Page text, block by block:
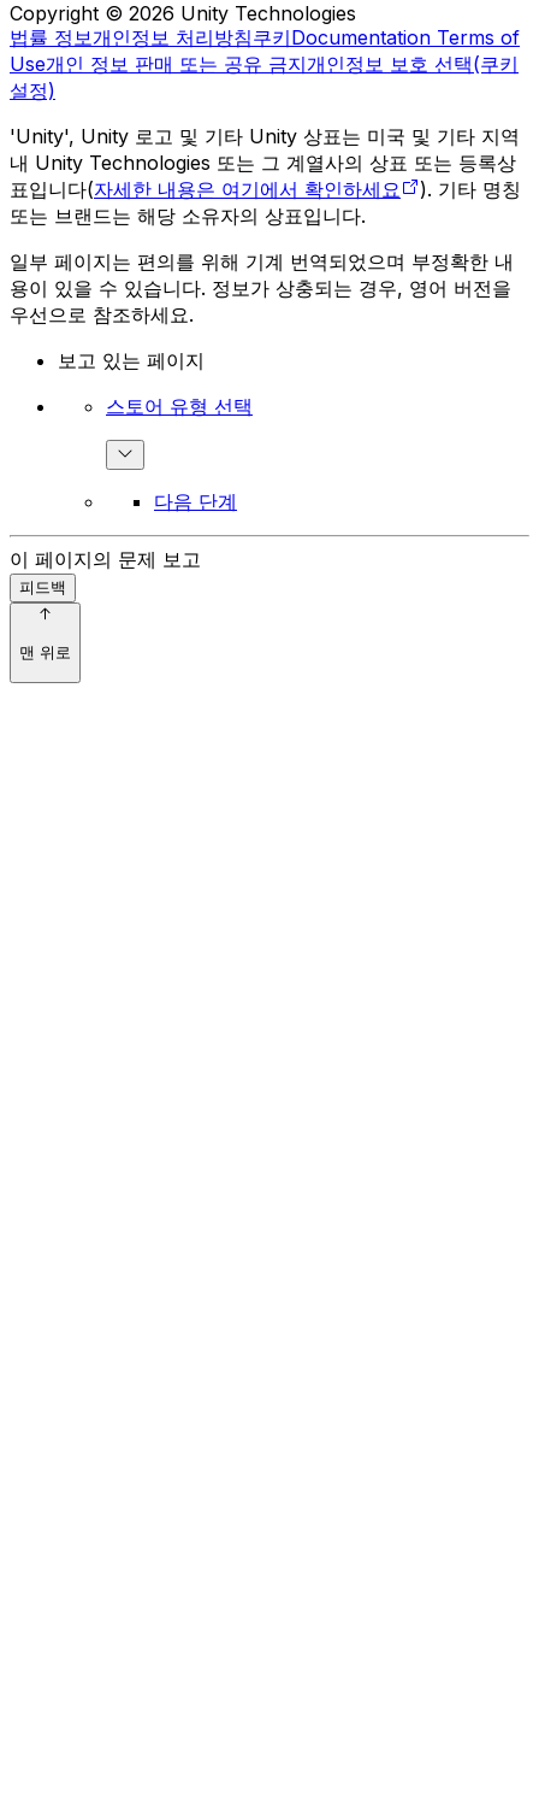
Copyright © 2026 Unity Technologies
법률 정보개인정보 처리방침쿠키Documentation Terms of
Use개인 정보 판매 또는 공유 금지개인정보 보호 선택(쿠키
설정)
'Unity', Unity 로고 및 기타 Unity 상표는 미국 및 기타 지역
내 Unity Technologies 또는 그 계열사의 상표 또는 등록상
표입니다(자세한 내용은 여기에서 확인하세요
). 기타 명칭
또는 브랜드는 해당 소유자의 상표입니다.
일부 페이지는 편의를 위해 기계 번역되었으며 부정확한 내
용이 있을 수 있습니다. 정보가 상충되는 경우, 영어 버전을
우선으로 참조하세요.
보고 있는 페이지
스토어 유형 선택
다음 단계
이 페이지의 문제 보고
피드백
맨 위로